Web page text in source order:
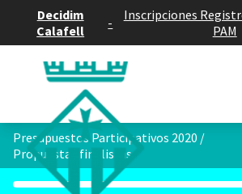
Decidim
Calafell
-
Inscripciones
PAM
Presupuestos Participativos 2020 /
Propuestas finalistas